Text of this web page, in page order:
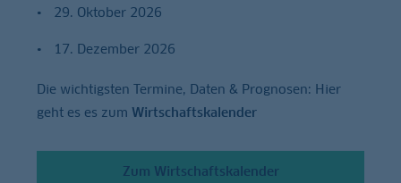
29. Oktober 2026
17. Dezember 2026
Die wichtigsten Termine, Daten & Prognosen: Hier
geht es es zum Wirtschaftskalender
Zum Wirtschaftskalender